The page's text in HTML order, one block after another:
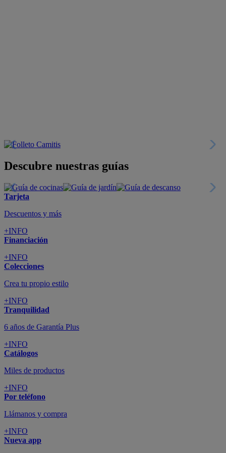
Descubre nuestras guías
Tarjeta
Descuentos y más
+INFO
Financiación
+INFO
Colecciones
Crea tu propio estilo
+INFO
Tranquilidad
6 años de Garantía Plus
+INFO
Catálogos
Miles de productos
+INFO
Por teléfono
Llámanos y compra
+INFO
Nueva app